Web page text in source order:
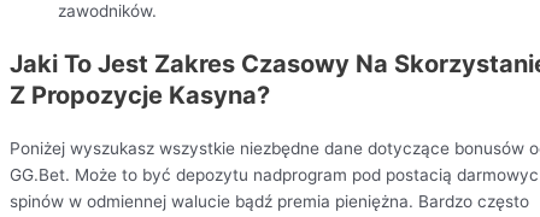
zawodników.
Jaki To Jest Zakres Czasowy Na
Z Propozycje Kasyna?
Poniżej wyszukasz wszystkie niezbędne dane dotyczące bonusów
GG.Bet. Może to być depozytu nadprogram pod postacią
spinów w odmiennej walucie bądź premia pieniężna. Bardzo często